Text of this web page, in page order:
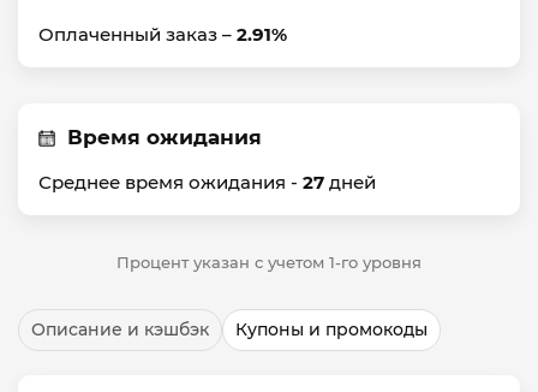
Оплаченный заказ – 2.91%
Время ожидания
Среднее время ожидания - 27 дней
Процент указан с учетом 1-го уровня
Описание и кэшбэк Купоны и промокоды